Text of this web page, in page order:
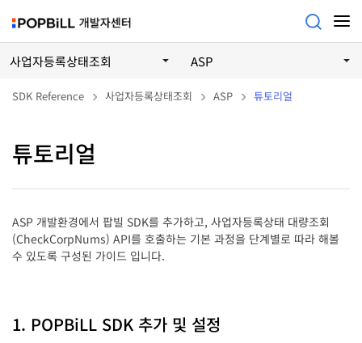
사업자등록상태조회 ASP
SDK Reference 사업자등록상태조회 ASP 튜토리얼
튜토리얼
ASP 개발환경에서 팝빌 SDK를 추가하고, 사업자등록상태 대량조회
(CheckCorpNums) API를 호출하는 기본 과정을 단계별로 따라 해볼
수 있도록 구성된 가이드 입니다.
1. POPBiLL SDK 추가 및 설정